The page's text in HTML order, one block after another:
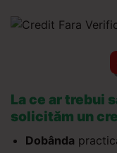
La ce ar trebui
solicităm un
Dobânda